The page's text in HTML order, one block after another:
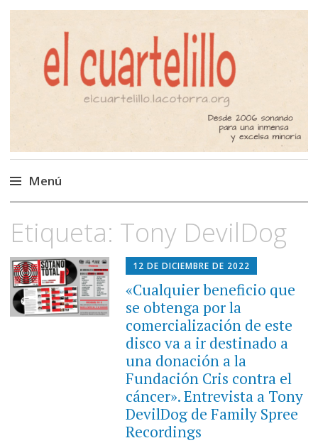
El Cuartelillo
Programa de radio de música
independiente. Podcast
Menú
al
contenido
Etiqueta: Tony DevilDog
12 DE DICIEMBRE DE 2022
«Cualquier beneficio que
se obtenga por la
comercialización de este
disco va a ir destinado a
una donación a la
Fundación Cris contra el
cáncer». Entrevista a Tony
DevilDog de Family Spree
Recordings